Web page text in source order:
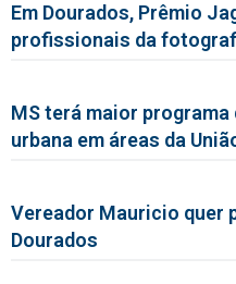
Em Dourados, Prêmio
profissionais da
MS terá maior
urbana em áreas da
Vereador Mauricio quer
Dourados